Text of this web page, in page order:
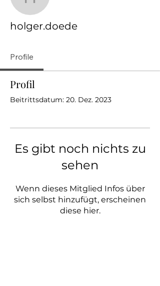
holger.doede
holger.doede
Profile
Profil
Beitrittsdatum: 20. Dez. 2023
Es gibt noch nichts zu
sehen
Wenn dieses Mitglied Infos über
sich selbst hinzufügt, erscheinen
diese hier.